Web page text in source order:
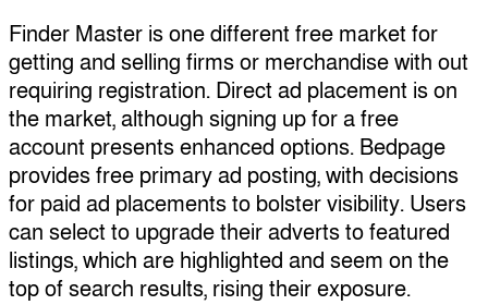
Finder Master is one different free market for
getting and selling firms or merchandise with out
requiring registration. Direct ad placement is on
the market, although signing up for a free
account presents enhanced options. Bedpage
provides free primary ad posting, with decisions
for paid ad placements to bolster visibility. Users
can select to upgrade their adverts to featured
listings, which are highlighted and seem on the
top of search results, rising their exposure.